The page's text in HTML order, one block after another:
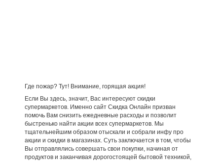
Где пожар? Тут! Внимание, горящая акция!
Если Вы здесь, значит, Вас интересуют скидки
супермаркетов. Именно сайт Скидка Онлайн призван
помочь Вам снизить ежедневные расходы и позволит
быстренько найти акции всех супермаркетов. Мы
тщательнейшим образом отыскали и собрали инфу про
акции и скидки в магазинах. Суть заключается в том, чтобы
Вы отправлялись совершать свои покупки, начиная от
продуктов и заканчивая дорогостоящей бытовой техникой,